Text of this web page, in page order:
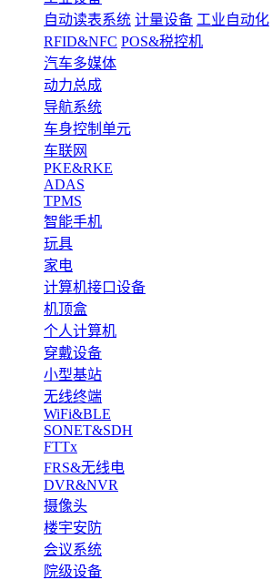
自动读表系统 计量设备 工业自动化
RFID&NFC POS&税控机
汽车多媒体
动力总成
导航系统
车身控制单元
车联网
PKE&RKE
ADAS
TPMS
智能手机
玩具
家电
计算机接口设备
机顶盒
个人计算机
穿戴设备
小型基站
无线终端
WiFi&BLE
SONET&SDH
FTTx
FRS&无线电
DVR&NVR
摄像头
楼宇安防
会议系统
院级设备